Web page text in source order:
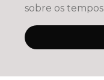
sobre os tempos